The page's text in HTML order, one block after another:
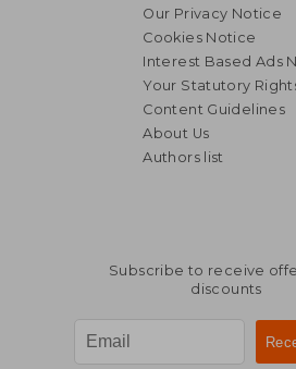
Our Privacy Notice
Cookies Notice
Interest Based Ads
Your Statutory
Content Guidelines
About Us
Authors list
Subscribe to receive
discounts